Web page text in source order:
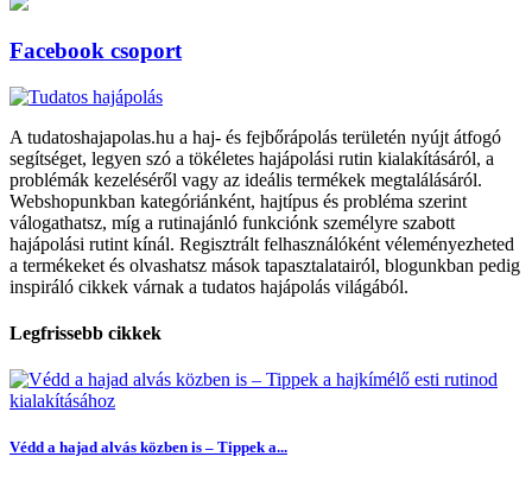
Facebook csoport
A tudatoshajapolas.hu a haj- és fejbőrápolás területén nyújt átfogó
segítséget, legyen szó a tökéletes hajápolási rutin kialakításáról, a
problémák kezeléséről vagy az ideális termékek megtalálásáról.
Webshopunkban kategóriánként, hajtípus és probléma szerint
válogathatsz, míg a rutinajánló funkciónk személyre szabott
hajápolási rutint kínál. Regisztrált felhasználóként véleményezheted
a termékeket és olvashatsz mások tapasztalatairól, blogunkban pedig
inspiráló cikkek várnak a tudatos hajápolás világából.
Legfrissebb cikkek
Védd a hajad alvás közben is – Tippek a...